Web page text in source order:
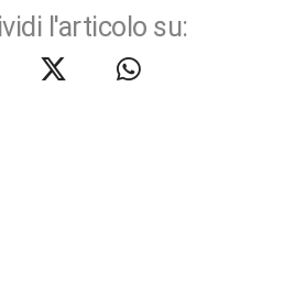
l'articolo su: